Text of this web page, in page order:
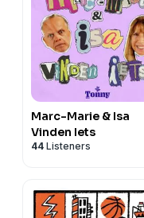
Marc-Marie & Isa
Vinden Iets
44 Listeners